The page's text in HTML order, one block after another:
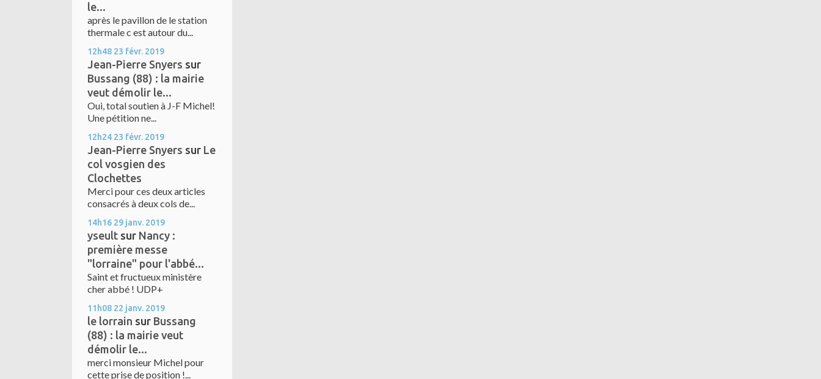
le...
après le pavillon de le station
thermale c est autour du...
12h48 23 févr. 2019
Jean-Pierre Snyers sur
Bussang (88) : la mairie
veut démolir le...
Oui, total soutien à J-F Michel!
Une pétition ne...
12h24 23 févr. 2019
Jean-Pierre Snyers sur Le
col vosgien des
Clochettes
Merci pour ces deux articles
consacrés à deux cols de...
14h16 29 janv. 2019
yseult sur Nancy :
première messe
"lorraine" pour l'abbé...
Saint et fructueux ministère
cher abbé ! UDP+
11h08 22 janv. 2019
le lorrain sur Bussang
(88) : la mairie veut
démolir le...
merci monsieur Michel pour
cette prise de position !...